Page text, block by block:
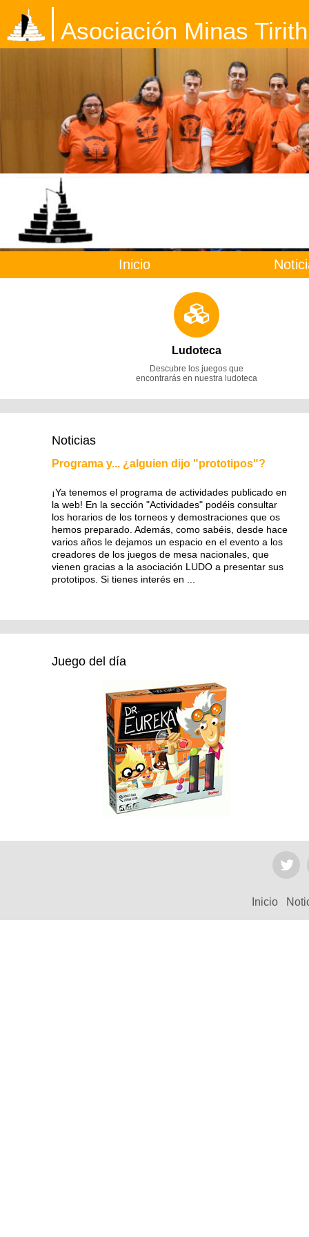
Asociación Minas Tirith
Inicio
Ludoteca
Descubre los juegos que
encontrarás en nuestra ludoteca
Noticias
Programa y... ¿alguien dijo "prototipos"?
¡Ya tenemos el programa de actividades publicado en
la web! En la sección "Actividades" podéis consultar
los horarios de los torneos y demostraciones que os
hemos preparado. Además, como sabéis, desde hace
varios años le dejamos un espacio en el evento a los
creadores de los juegos de mesa nacionales, que
vienen gracias a la asociación LUDO a presentar sus
prototipos. Si tienes interés en ...
Juego del día
Inicio